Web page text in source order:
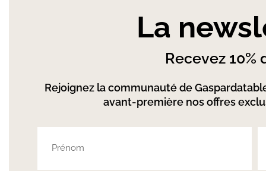
La
Recevez
Rejoignez la communauté de
avant-première nos offres